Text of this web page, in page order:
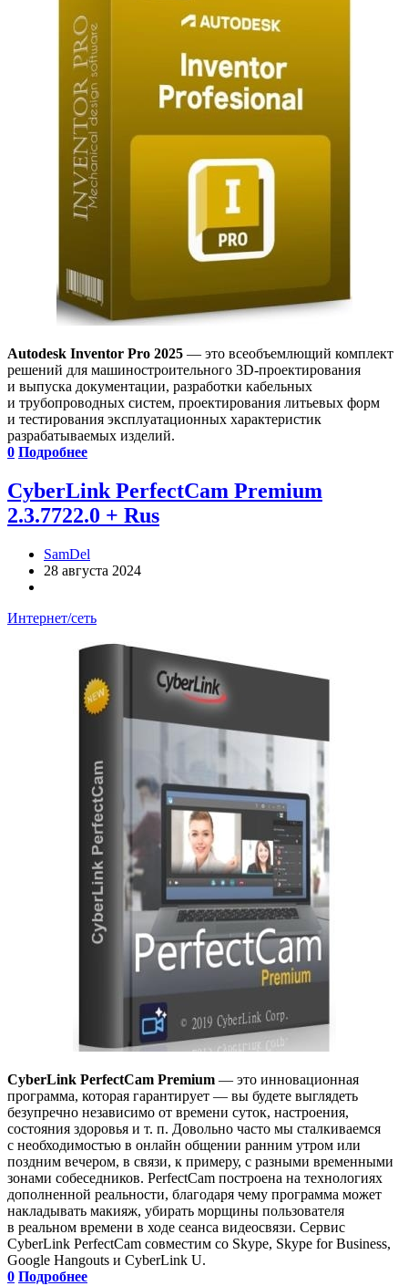
Autodesk Inventor Pro 2025 — это всеобъемлющий комплект
решений для машиностроительного 3D-проектирования
и выпуска документации, разработки кабельных
и трубопроводных систем, проектирования литьевых форм
и тестирования эксплуатационных характеристик
разрабатываемых изделий.
0 Подробнее
CyberLink PerfectCam Premium
2.3.7722.0 + Rus
SamDel
28 августа 2024
Интернет/сеть
CyberLink PerfectCam Premium — это инновационная
программа, которая гарантирует — вы будете выглядеть
безупречно независимо от времени суток, настроения,
состояния здоровья и т. п. Довольно часто мы сталкиваемся
с необходимостью в онлайн общении ранним утром или
поздним вечером, в связи, к примеру, с разными временными
зонами собеседников. PerfectCam построена на технологиях
дополненной реальности, благодаря чему программа может
накладывать макияж, убирать морщины пользователя
в реальном времени в ходе сеанса видеосвязи. Сервис
CyberLink PerfectCam совместим со Skype, Skype for Business,
Google Hangouts и CyberLink U.
0 Подробнее